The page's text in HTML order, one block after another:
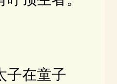
在童子